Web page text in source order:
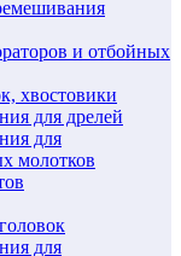
и отбойных
хвостовики
для дрелей
для
молотков
для